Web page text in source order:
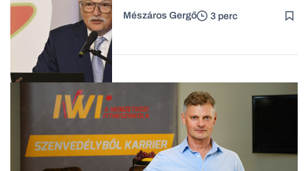
Családi
vállalkozások
Befektetés
Mészáros Gergő 3 perc